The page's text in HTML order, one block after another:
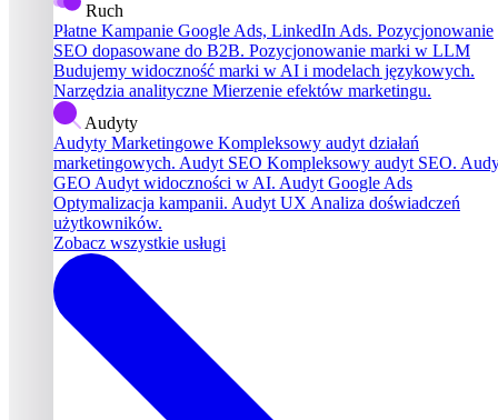
Ruch
Płatne Kampanie Google Ads, LinkedIn Ads. Pozycjonowanie
SEO dopasowane do B2B. Pozycjonowanie marki w LLM
Budujemy widoczność marki w AI i modelach językowych.
Narzędzia analityczne Mierzenie efektów marketingu.
Audyty
Audyty Marketingowe Kompleksowy audyt działań
marketingowych. Audyt SEO Kompleksowy audyt SEO.
GEO Audyt widoczności w AI. Audyt Google Ads
Optymalizacja kampanii. Audyt UX Analiza doświadczeń
użytkowników.
Zobacz wszystkie usługi